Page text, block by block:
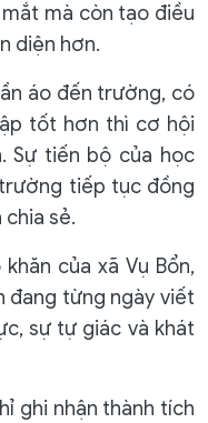
mà còn tạo điều
diện hơn.
áo đến trường, có
tốt hơn thì cơ hội
Sự tiến bộ của học
tiếp tục đồng
chia sẻ.
của xã Vụ Bổn,
đang từng ngày viết
sự tự giác và khát
ghi nhận thành tích